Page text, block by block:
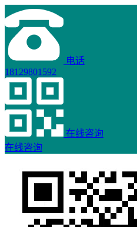
电话
18129801592
在线咨询
在线咨询